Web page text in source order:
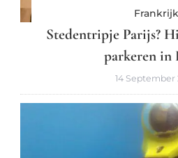
Frankrijk
Stedentripje Parijs?
parkeren in
14 September